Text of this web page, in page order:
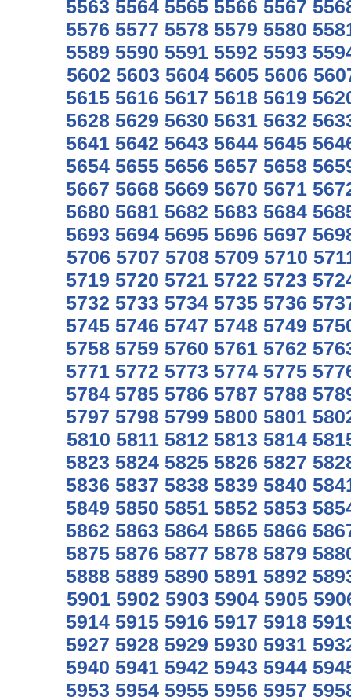
5563 5564 5565 5566 5567
5576 5577 5578 5579 5580
5589 5590 5591 5592 5593
5602 5603 5604 5605 5606
5615 5616 5617 5618 5619
5628 5629 5630 5631 5632
5641 5642 5643 5644 5645
5654 5655 5656 5657 5658
5667 5668 5669 5670 5671
5680 5681 5682 5683 5684
5693 5694 5695 5696 5697
5706 5707 5708 5709 5710
5719 5720 5721 5722 5723
5732 5733 5734 5735 5736
5745 5746 5747 5748 5749
5758 5759 5760 5761 5762
5771 5772 5773 5774 5775
5784 5785 5786 5787 5788
5797 5798 5799 5800 5801
5810 5811 5812 5813 5814
5823 5824 5825 5826 5827
5836 5837 5838 5839 5840
5849 5850 5851 5852 5853
5862 5863 5864 5865 5866
5875 5876 5877 5878 5879
5888 5889 5890 5891 5892
5901 5902 5903 5904 5905
5914 5915 5916 5917 5918
5927 5928 5929 5930 5931
5940 5941 5942 5943 5944
5953 5954 5955 5956 5957